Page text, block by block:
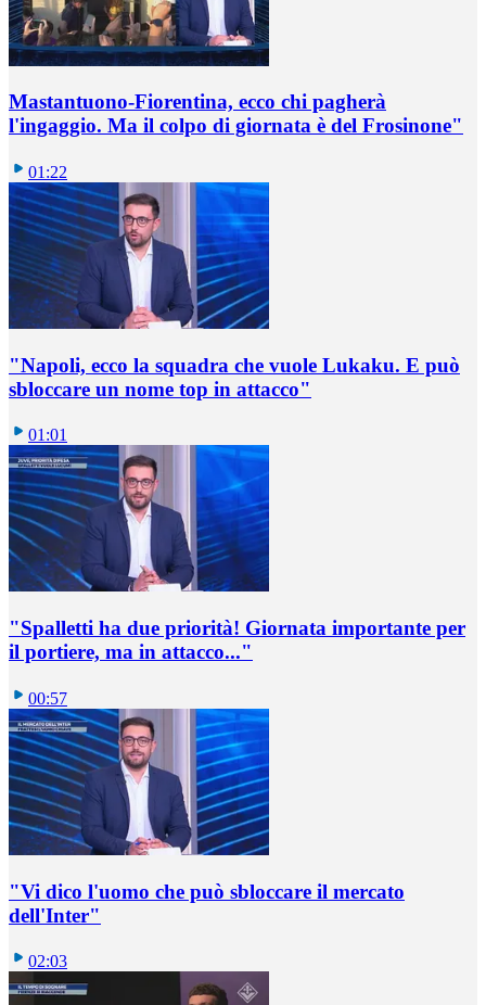
Mastantuono-Fiorentina, ecco chi pagherà
l'ingaggio. Ma il colpo di giornata è del Frosinone"
01:22
"Napoli, ecco la squadra che vuole Lukaku. E può
sbloccare un nome top in attacco"
01:01
"Spalletti ha due priorità! Giornata importante per
il portiere, ma in attacco..."
00:57
"Vi dico l'uomo che può sbloccare il mercato
dell'Inter"
02:03